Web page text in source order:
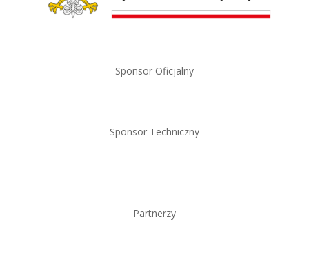
Sponsor Oficjalny
Sponsor Techniczny
Partnerzy